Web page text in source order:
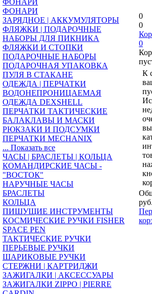
ФОНАРИ
ФОНАРИ
ЗАРЯДНОЕ | АККУМУЛЯТОРЫ
ФЛЯЖКИ | ПОДАРОЧНЫЕ
НАБОРЫ ДЛЯ ПИКНИКА
ФЛЯЖКИ И СТОПКИ
ПОДАРОЧНЫЕ НАБОРЫ
ПОДАРОЧНАЯ УПАКОВКА
ПУЛЯ В СТАКАНЕ
ОДЕЖДА | ПЕРЧАТКИ
ВОДОНЕПРОНИЦАЕМАЯ
ОДЕЖДА DEXSHELL
ПЕРЧАТКИ ТАКТИЧЕСКИЕ
БАЛАКЛАВЫ И МАСКИ
РЮКЗАКИ И ПОДСУМКИ
ПЕРЧАТКИ MECHANIX
... Показать все
ЧАСЫ | БРАСЛЕТЫ | КОЛЬЦА
КОМАНДИРСКИЕ ЧАСЫ -
"ВОСТОК"
НАРУЧНЫЕ ЧАСЫ
БРАСЛЕТЫ
КОЛЬЦА
ПИШУЩИЕ ИНСТРУМЕНТЫ
КОСМИЧЕСКИЕ РУЧКИ FISHER
SPACE PEN
ТАКТИЧЕСКИЕ РУЧКИ
ПЕРЬЕВЫЕ РУЧКИ
ШАРИКОВЫЕ РУЧКИ
СТЕРЖНИ | КАРТРИДЖИ
ЗАЖИГАЛКИ | АКСЕССУАРЫ
ЗАЖИГАЛКИ ZIPPO | PIERRE
0
0
0
К